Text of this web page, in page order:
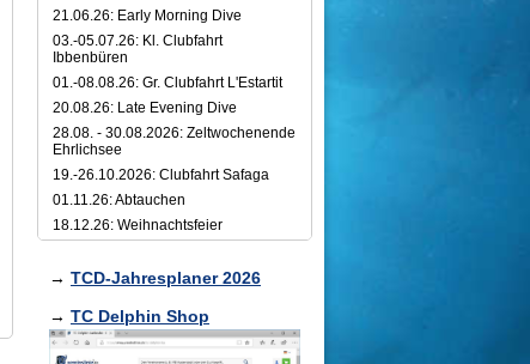
21.06.26: Early Morning Dive
03.-05.07.26: Kl. Clubfahrt
Ibbenbüren
01.-08.08.26: Gr. Clubfahrt L'Estartit
20.08.26: Late Evening Dive
28.08. - 30.08.2026: Zeltwochenende
Ehrlichsee
19.-26.10.2026: Clubfahrt Safaga
01.11.26: Abtauchen
18.12.26: Weihnachtsfeier
→ TCD-Jahresplaner 2026
→ TC Delphin Shop